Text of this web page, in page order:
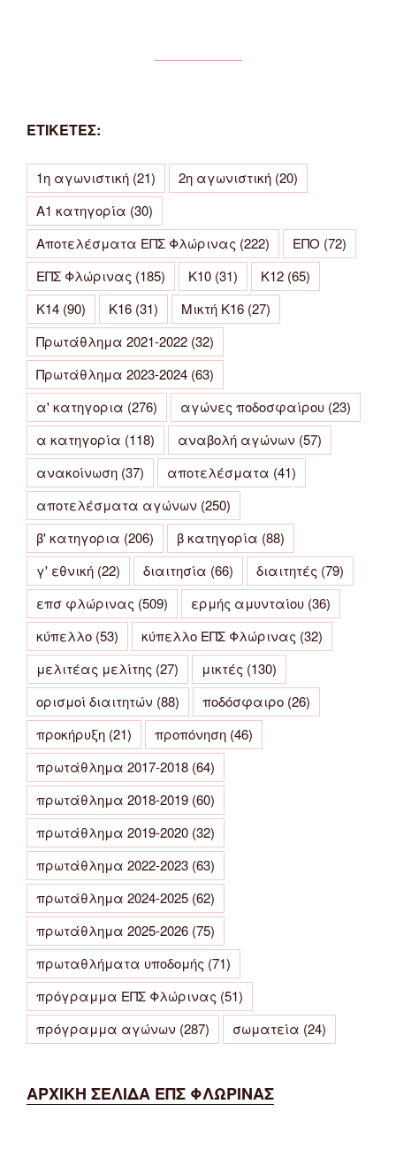
ΕΤΙΚΕΤΕΣ:
1η αγωνιστική (21) 2η αγωνιστική (20)
Α1 κατηγορία (30)
Αποτελέσματα ΕΠΣ Φλώρινας (222) ΕΠΟ (72)
ΕΠΣ Φλώρινας (185) Κ10 (31) Κ12 (65)
Κ14 (90) Κ16 (31) Μικτή Κ16 (27)
Πρωτάθλημα 2021-2022 (32)
Πρωτάθλημα 2023-2024 (63)
α' κατηγορια (276) αγώνες ποδοσφαίρου (23)
α κατηγορία (118) αναβολή αγώνων (57)
ανακοίνωση (37) αποτελέσματα (41)
αποτελέσματα αγώνων (250)
β' κατηγορια (206) β κατηγορία (88)
γ' εθνική (22) διαιτησία (66) διαιτητές (79)
επσ φλώρινας (509) ερμής αμυνταίου (36)
κύπελλο (53) κύπελλο ΕΠΣ Φλώρινας (32)
μελιτέας μελίτης (27) μικτές (130)
ορισμοί διαιτητών (88) ποδόσφαιρο (26)
προκήρυξη (21) προπόνηση (46)
πρωτάθλημα 2017-2018 (64)
πρωτάθλημα 2018-2019 (60)
πρωτάθλημα 2019-2020 (32)
πρωτάθλημα 2022-2023 (63)
πρωτάθλημα 2024-2025 (62)
πρωτάθλημα 2025-2026 (75)
πρωταθλήματα υποδομής (71)
πρόγραμμα ΕΠΣ Φλώρινας (51)
πρόγραμμα αγώνων (287) σωματεία (24)
ΑΡΧΙΚΗ ΣΕΛΙΔΑ ΕΠΣ ΦΛΩΡΙΝΑΣ